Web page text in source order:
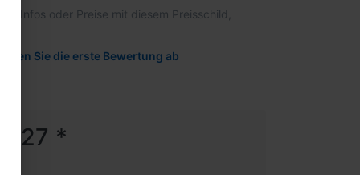
Infos oder Preise mit diesem Preisschild,
Geben Sie die erste Bewertung ab
*